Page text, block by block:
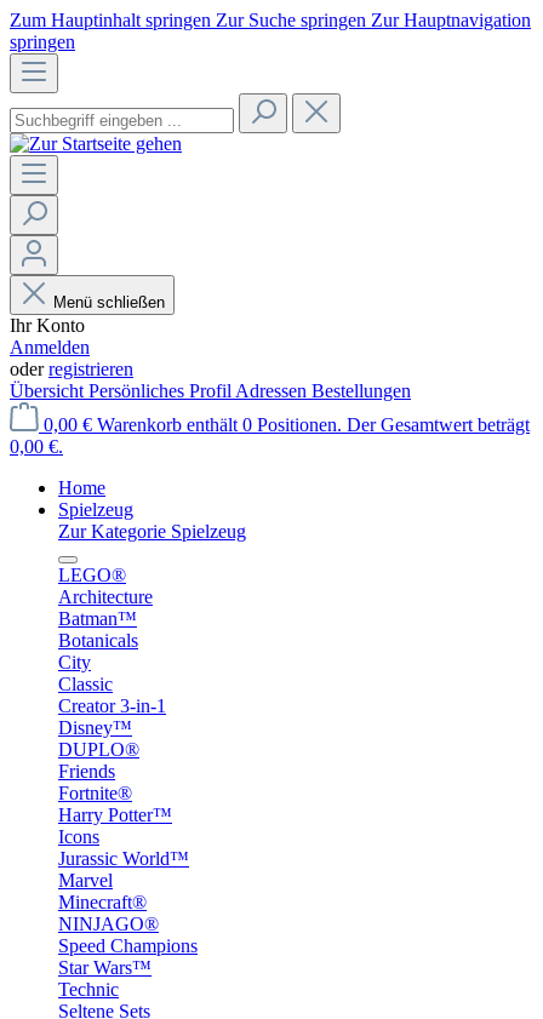
Zum Hauptinhalt springen Zur Suche springen Zur Hauptnavigation
springen
Menü schließen
Ihr Konto
Anmelden
oderregistrieren
Übersicht Persönliches Profil Adressen Bestellungen
0,00 € Warenkorb enthält 0 Positionen. Der Gesamtwert beträgt
0,00 €.
Home
Spielzeug
Zur Kategorie Spielzeug
LEGO®
Architecture
Batman™
Botanicals
City
Classic
Creator 3-in-1
Disney™
DUPLO®
Friends
Fortnite®
Harry Potter™
Icons
Jurassic World™
Marvel
Minecraft®
NINJAGO®
Speed Champions
Star Wars™
Technic
Seltene Sets